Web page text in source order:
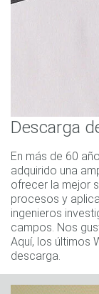
Descarga
En más de 60
adquirido una
ofrecer la mejor
procesos y
ingenieros
campos. Nos
Aquí, los últimos
descarga.